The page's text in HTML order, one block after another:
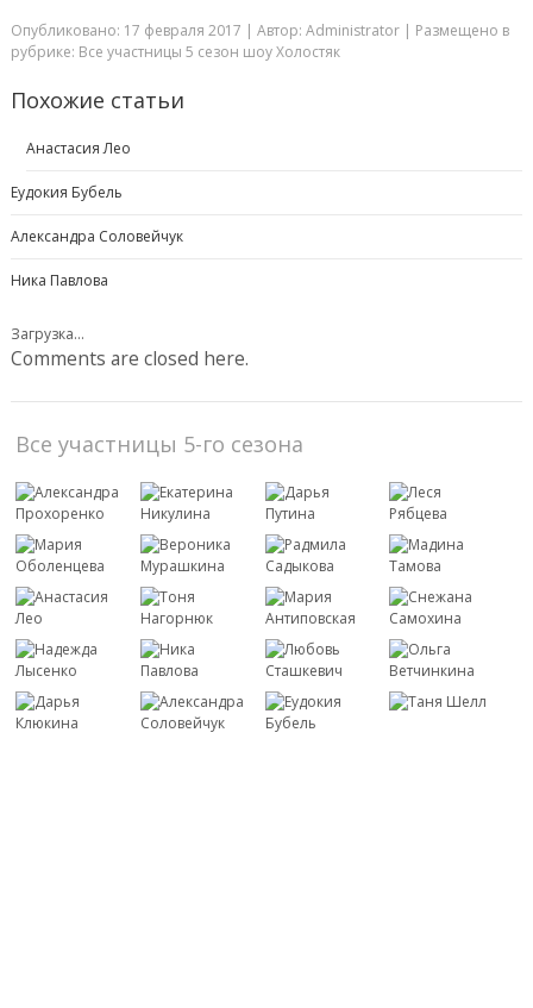
Опубликовано: 17 февраля 2017 | Автор: Administrator | Размещено в
рубрике: Все участницы 5 сезон шоу Холостяк
Похожие статьи
Анастасия Лео
Еудокия Бубель
Александра Соловейчук
Ника Павлова
Загрузка...
Comments are closed here.
Все участницы 5-го сезона